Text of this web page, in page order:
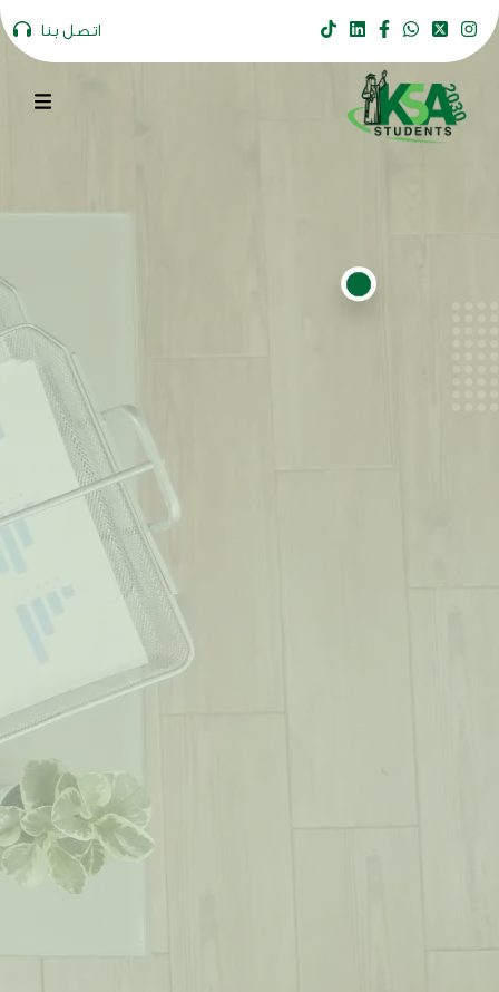
اتصل بنا